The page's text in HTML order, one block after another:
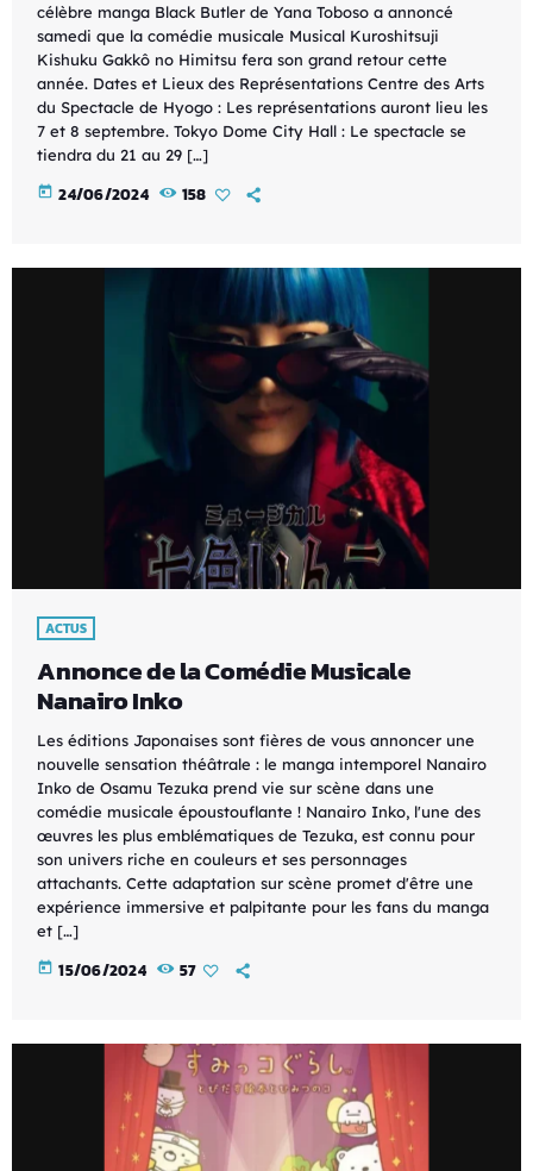
célèbre manga Black Butler de Yana Toboso a annoncé
samedi que la comédie musicale Musical Kuroshitsuji
Kishuku Gakkô no Himitsu fera son grand retour cette
année. Dates et Lieux des Représentations Centre des Arts
du Spectacle de Hyogo : Les représentations auront lieu les
7 et 8 septembre. Tokyo Dome City Hall : Le spectacle se
tiendra du 21 au 29 […]
today 24/06/2024 158
ACTUS
Annonce de la Comédie Musicale
Nanairo Inko
Les éditions Japonaises sont fières de vous annoncer une
nouvelle sensation théâtrale : le manga intemporel Nanairo
Inko de Osamu Tezuka prend vie sur scène dans une
comédie musicale époustouflante ! Nanairo Inko, l'une des
œuvres les plus emblématiques de Tezuka, est connu pour
son univers riche en couleurs et ses personnages
attachants. Cette adaptation sur scène promet d'être une
expérience immersive et palpitante pour les fans du manga
et […]
today 15/06/2024 57